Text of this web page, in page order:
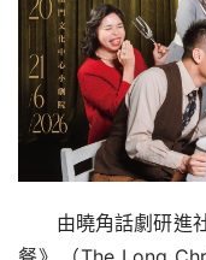
由曉角話劇研進